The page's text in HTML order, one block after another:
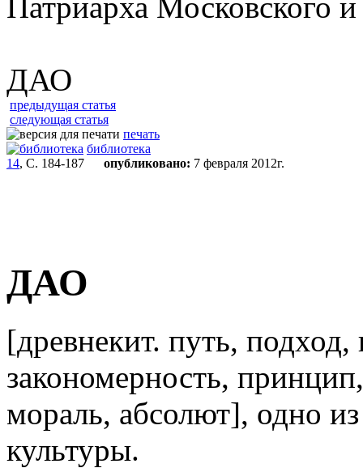
ДАО
предыдущая статья
следующая статья
печать
библиотека
14, С. 184-187 опубликовано: 7 февраля 2012г.
ДАО
[древнекит. путь,
закономерность,
мораль, абсолют], одно
культуры.